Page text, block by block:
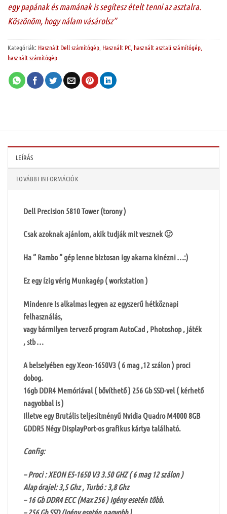
egy papának és mamának is segítesz ételt tenni az asztalra.
Köszönöm, hogy nálam vásárolsz”
Kategóriák: Használt Dell számítógép Használt PC, használt asztali számítógép,
használt számítógép
LEÍRÁS
TOVÁBBI INFORMÁCIÓK
Dell Precision 5810 Tower (torony )
Csak azoknak ajánlom, akik tudják mit vesznek 🙂
Ha ” Rambo ” gép lenne biztosan igy akarna kinézni …:)
Ez egy ízig vérig Munkagép ( workstation )
Mindenre Is alkalmas legyen az egyszerű hétköznapi
felhasználás,
vagy bármilyen tervező program AutoCad , Photoshop , játék
, stb …
A belselyében egy Xeon-1650V3 ( 6 mag ,12 szálon ) proci
dobog.
16gb DDR4 Memóriával ( bővíthető ) 256 Gb SSD-vel ( kérhető
nagyobbal is )
Illetve egy Brutális teljesítményű Nvidia Quadro M4000 8GB
GDDR5 Négy DisplayPort-os grafikus kártya található.
Config:
– Proci : XEON E5-1650 V3 3.50 GHZ ( 6 mag 12 szálon )
Alap órajel: 3,5 Ghz , Turbó : 3,8 Ghz
– 16 Gb DDR4 ECC (Max 256 ) Igény esetén több.